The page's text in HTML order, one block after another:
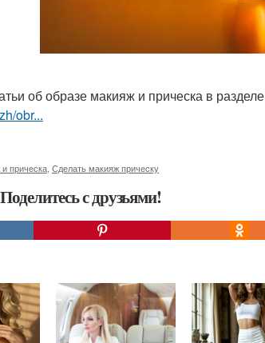
об образе макияж и прическа в разделе
obr...
прическа Сделать макияж прическу
с друзьями!